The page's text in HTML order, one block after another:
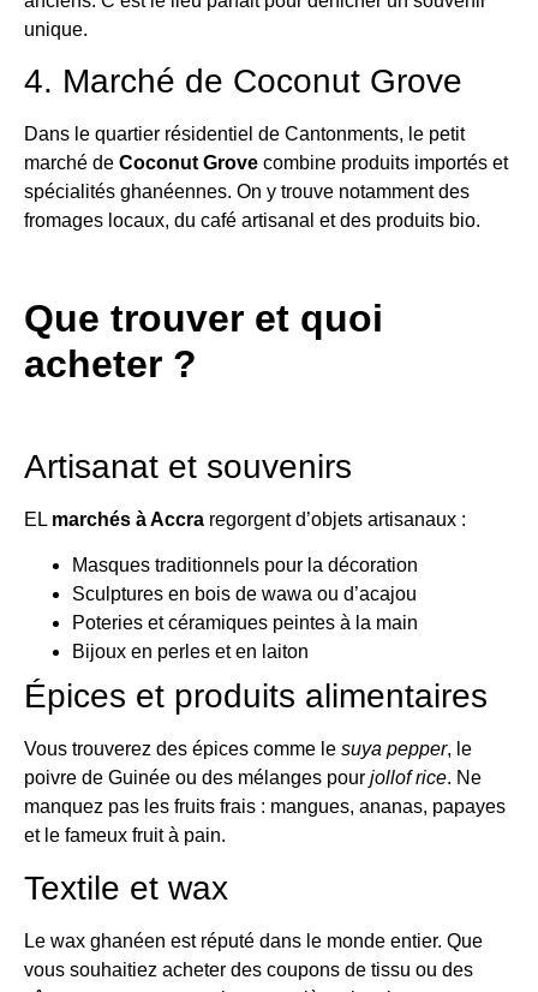
unique.
4. Marché de Coconut Grove
Dans le quartier résidentiel de Cantonments, le petit
marché de Coconut Grove combine produits importés et
spécialités ghanéennes. On y trouve notamment des
fromages locaux, du café artisanal et des produits bio.
Que trouver et quoi
acheter ?
Artisanat et souvenirs
EL marchés à Accra regorgent d’objets artisanaux :
Masques traditionnels pour la décoration
Sculptures en bois de wawa ou d’acajou
Poteries et céramiques peintes à la main
Bijoux en perles et en laiton
Épices et produits alimentaires
Vous trouverez des épices comme le suya pepper, le
poivre de Guinée ou des mélanges pour jollof rice. Ne
manquez pas les fruits frais : mangues, ananas, papayes
et le fameux fruit à pain.
Textile et wax
Le wax ghanéen est réputé dans le monde entier. Que
vous souhaitiez acheter des coupons de tissu ou des